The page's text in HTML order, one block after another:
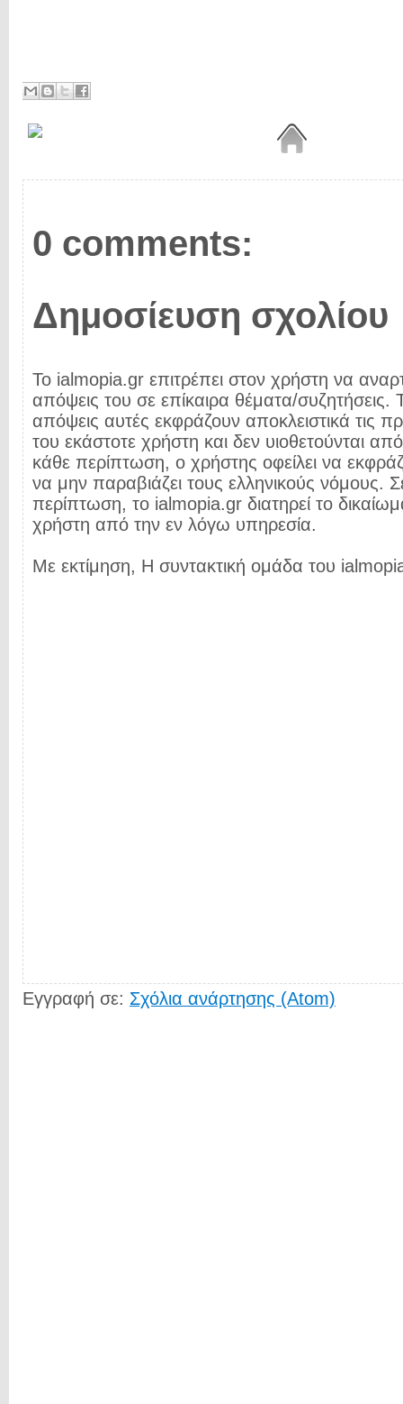
0 comments:
Δημοσίευση σχολίου
Το ialmopia.gr επιτρέπει στον χρήστη να
απόψεις του σε επίκαιρα θέματα/συζητήσεις.
απόψεις αυτές εκφράζουν αποκλειστικά τις
του εκάστοτε χρήστη και δεν υιοθετούνται
κάθε περίπτωση, ο χρήστης οφείλει να
να μην παραβιάζει τους ελληνικούς νόμους.
περίπτωση, το ialmopia.gr διατηρεί το
χρήστη από την εν λόγω υπηρεσία.
Με εκτίμηση, Η συντακτική ομάδα του
Εγγραφή σε: Σχόλια ανάρτησης (Atom)